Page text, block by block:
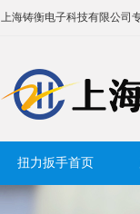
上海铸衡电子科技有限公司
扭力扳手首页